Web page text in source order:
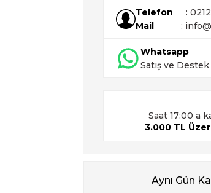
Telefon
:
Mail
:
Whatsapp
Satış ve Destek
Saat 17:00 a
3.000 TL
Aynı Gün